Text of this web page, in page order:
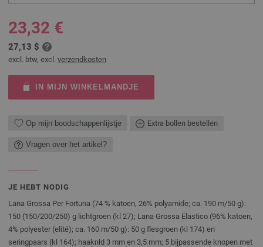
23,32 €
27,13 $
excl. btw, excl. verzendkosten
IN MIJN WINKELMANDJE
Op mijn boodschappenlijstje Extra bollen bestellen
Vragen over het artikel?
JE HEBT NODIG
Lana Grossa Per Fortuna (74 % katoen, 26% polyamide; ca. 190 m/50 g):
150 (150/200/250) g lichtgroen (kl 27); Lana Grossa Elastico (96% katoen,
4% polyester (elité); ca. 160 m/50 g): 50 g flesgroen (kl 174) en
seringpaars (kl 164); haaknld 3 mm en 3,5 mm; 5 bijpassende knopen met